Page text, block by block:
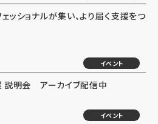
ッショナルが集い、より届く支援をつ
イベント
説明会 アーカイブ配信中
イベント